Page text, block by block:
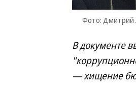
Фото: Дмитрий
В документе
— хищение